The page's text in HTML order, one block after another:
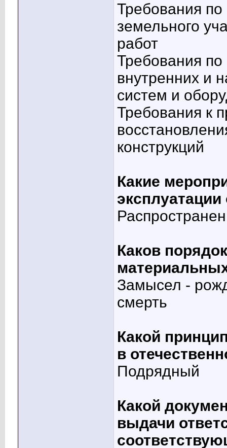
Требования по
земельного
работ
Требования
внутренних и
систем и
Требования к
конструкций
Какие
Каков
Замысел -
смерть
Какой
в
Подрядный
Какой
выдачи